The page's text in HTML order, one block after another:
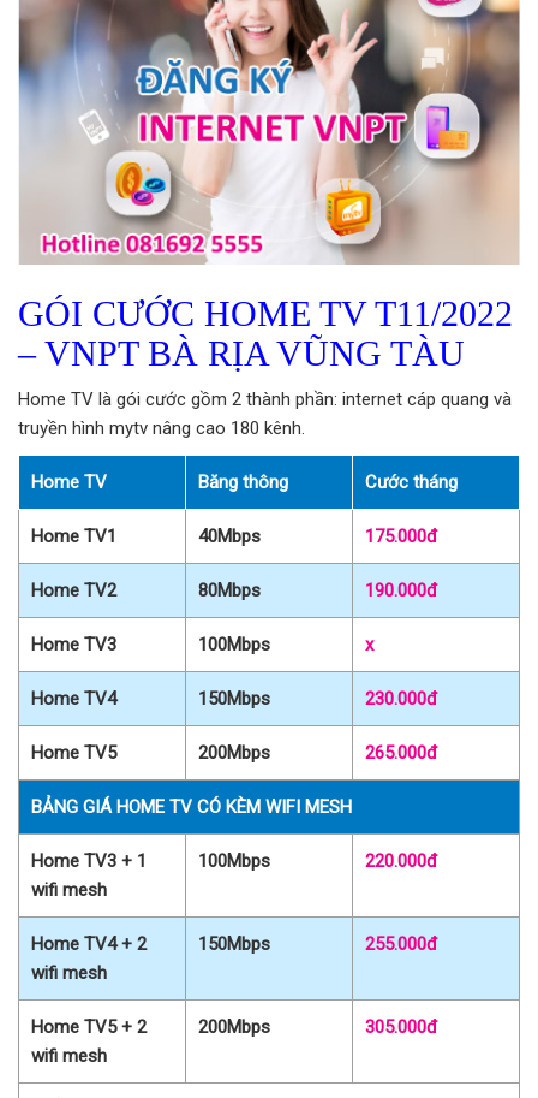
GÓI CƯỚC HOME TV T11/2022
– VNPT BÀ RỊA VŨNG TÀU
Home TV là gói cước gồm 2 thành phần: internet cáp quang và
truyền hình mytv nâng cao 180 kênh.
Home TV Băng thông Cước tháng
Home TV1 40Mbps 175.000đ
Home TV2 80Mbps 190.000đ
Home TV3 100Mbps x
Home TV4 150Mbps 230.000đ
Home TV5 200Mbps 265.000đ
BẢNG GIÁ HOME TV CÓ KÈM WIFI MESH
Home TV3 + 1
wifi mesh
100Mbps 220.000đ
Home TV4 + 2
wifi mesh
150Mbps 255.000đ
Home TV5 + 2
wifi mesh
200Mbps 305.000đ